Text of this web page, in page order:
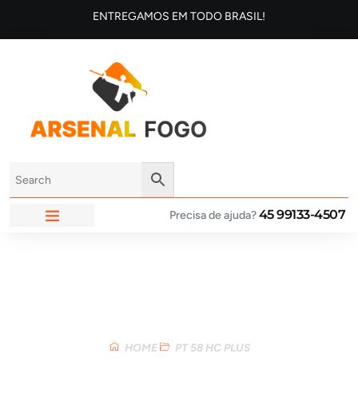
ENTREGAMOS EM TODO BRASIL!
Precisa de ajuda?45 99133-4507
HOME PT 58 HC PLUS